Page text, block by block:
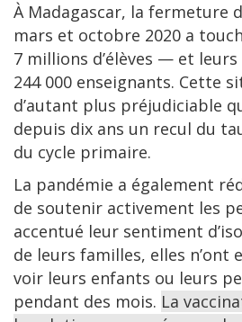
À Madagascar, la fermeture
mars et octobre 2020 a
7 millions d’élèves — et leurs
244 000 enseignants. Cette
d’autant plus préjudiciable
depuis dix ans un recul du
du cycle primaire.
La pandémie a également
de soutenir activement les
accentué leur sentiment
de leurs familles, elles n’ont
voir leurs enfants ou leurs
pendant des mois. La